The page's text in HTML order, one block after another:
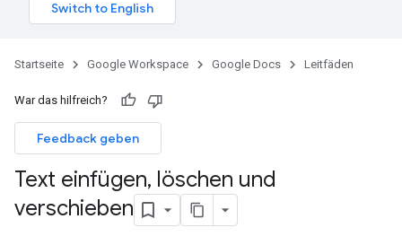
Startseite Google Workspace Google Docs Leitfäden
War das hilfreich?
Feedback geben
Text einfügen, löschen und
verschieben